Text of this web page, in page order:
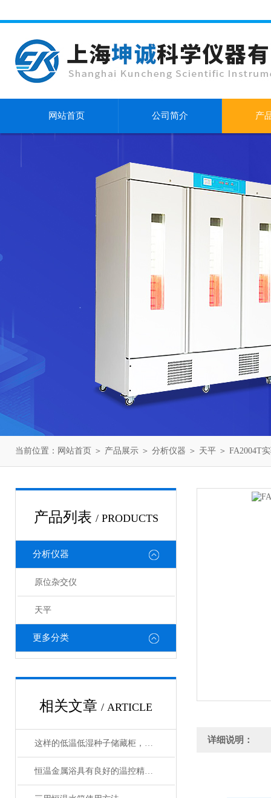
网站首页 公司简介 产
当前位置： 网站首页 ＞ 产品展示 ＞ 分析仪器 ＞ 天平 ＞ FA2004T
产品列表 / PRODUCTS
分析仪器
原位杂交仪
天平
更多分类
相关文章 / ARTICLE
这样的低温低湿种子储藏柜，您值得拥有
恒温金属浴具有良好的温控精度和均匀性
详细说明：